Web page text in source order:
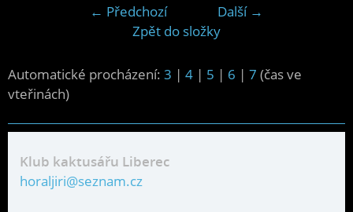
← Předchozí
Další →
Zpět do složky
Automatické procházení: 3 | 4 | 5 | 6 | 7 (čas ve
vteřinách)
Klub kaktusářu Liberec
horaljiri@seznam.cz